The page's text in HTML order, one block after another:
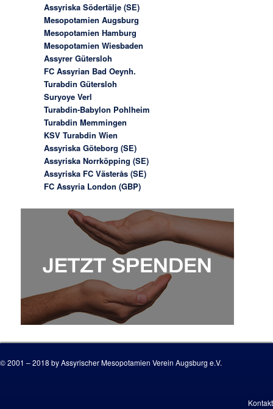
Assyriska Södertälje (SE)
Mesopotamien Augsburg
Mesopotamien Hamburg
Mesopotamien Wiesbaden
Assyrer Gütersloh
FC Assyrian Bad Oeynh.
Turabdin Gütersloh
Suryoye Verl
Turabdin-Babylon Pohlheim
Turabdin Memmingen
KSV Turabdin Wien
Assyriska Göteborg (SE)
Assyriska Norrköpping (SE)
Assyriska FC Västerås (SE)
FC Assyria London (GBP)
© 2001 – 2018 by Assyrischer Mesopotamien Verein Augsburg e.V.
Kontakt